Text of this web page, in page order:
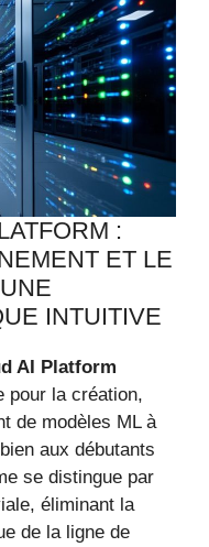
:
ET LE
INTUITIVE
AI Platform
pour la création,
de modèles ML à
aux débutants
se distingue par
éliminant la
de la ligne de